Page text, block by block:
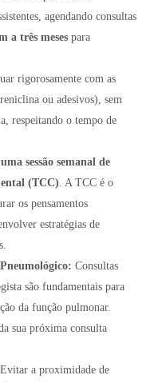
agendando consultas
a três meses para
rigorosamente com as
ou adesivos), sem
respeitando o tempo de
uma sessão semanal de
(TCC) A TCC é o
os pensamentos
estratégias de
Consultas
são fundamentais para
da função pulmonar.
sua próxima consulta
Evitar a proximidade de